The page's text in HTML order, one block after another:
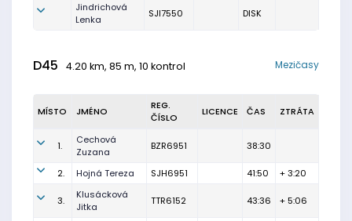
Jindrichová
Lenka
SJI7550 DISK
D45 4.20 km, 85 m, 10 kontrol Mezičasy
MÍSTO JMÉNO
REG.
ČÍSLO
LICENCE ČAS ZTRÁTA
1.
Cechová
Zuzana
BZR6951 38:30
2. Hojná Tereza SJH6951 41:50 + 3:20
3.
Klusácková
Jitka
TTR6152 43:36 + 5:06